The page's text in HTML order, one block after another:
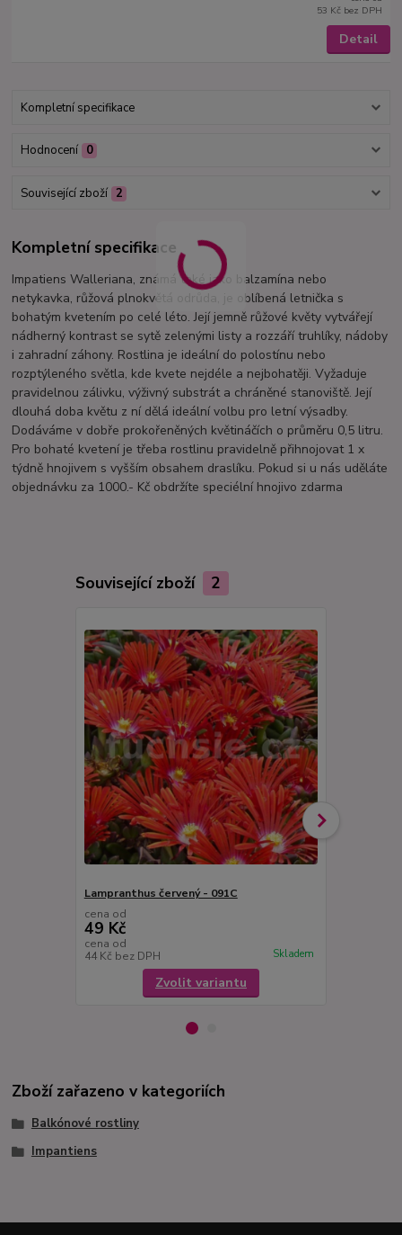
53 Kč bez DPH
Detail
Kompletní specifikace
Hodnocení 0
Související zboží 2
Kompletní specifikace
Impatiens Walleriana, známá také jako balzamína nebo
netykavka, růžová plnokvětá odrůda, je oblíbená letnička s
bohatým kvetením po celé léto. Její jemně růžové květy vytvářejí
nádherný kontrast se sytě zelenými listy a rozzáří truhlíky, nádoby
i zahradní záhony. Rostlina je ideální do polostínu nebo
rozptýleného světla, kde kvete nejdéle a nejbohatěji. Vyžaduje
pravidelnou zálivku, výživný substrát a chráněné stanoviště. Její
dlouhá doba květu z ní dělá ideální volbu pro letní výsadby.
Dodáváme v dobře prokořeněných květináčích o průměru 0,5 litru.
Pro bohaté kvetení je třeba rostlinu pravidelně přihnojovat 1 x
týdně hnojivem s vyšším obsahem draslíku. Pokud si u nás uděláte
objednávku za 1000.- Kč obdržíte speciélní hnojivo zdarma
Související zboží 2
Lampranthus červený - 091C
cena od
49 Kč
cena od
44 Kč bez DPH Skladem
Zvolit variantu
Zboží zařazeno v kategoriích
Balkónové rostliny
Impantiens